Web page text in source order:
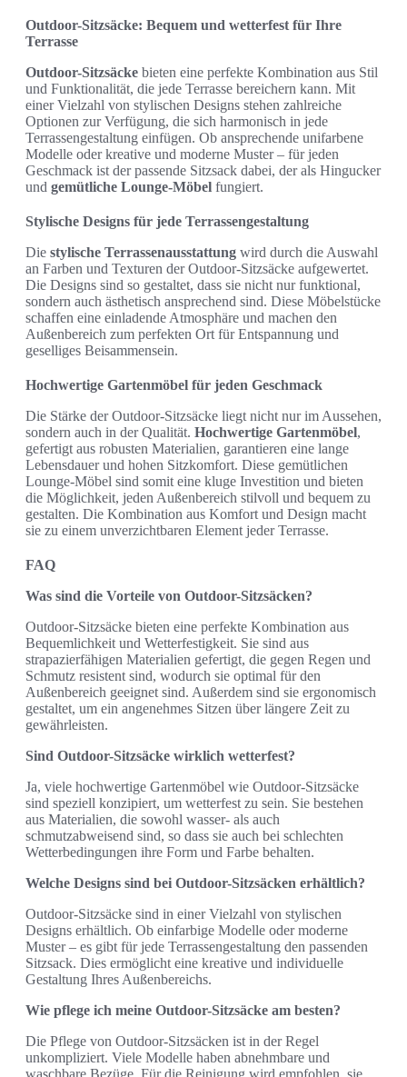
Outdoor-Sitzsäcke: Bequem und wetterfest für Ihre
Terrasse
Outdoor-Sitzsäcke bieten eine perfekte Kombination aus Stil
und Funktionalität, die jede Terrasse bereichern kann. Mit
einer Vielzahl von stylischen Designs stehen zahlreiche
Optionen zur Verfügung, die sich harmonisch in jede
Terrassengestaltung einfügen. Ob ansprechende unifarbene
Modelle oder kreative und moderne Muster – für jeden
Geschmack ist der passende Sitzsack dabei, der als Hingucker
und gemütliche Lounge-Möbel fungiert.
Stylische Designs für jede Terrassengestaltung
Die stylische Terrassenausstattung wird durch die Auswahl
an Farben und Texturen der Outdoor-Sitzsäcke aufgewertet.
Die Designs sind so gestaltet, dass sie nicht nur funktional,
sondern auch ästhetisch ansprechend sind. Diese Möbelstücke
schaffen eine einladende Atmosphäre und machen den
Außenbereich zum perfekten Ort für Entspannung und
geselliges Beisammensein.
Hochwertige Gartenmöbel für jeden Geschmack
Die Stärke der Outdoor-Sitzsäcke liegt nicht nur im Aussehen,
sondern auch in der Qualität. Hochwertige Gartenmöbel,
gefertigt aus robusten Materialien, garantieren eine lange
Lebensdauer und hohen Sitzkomfort. Diese gemütlichen
Lounge-Möbel sind somit eine kluge Investition und bieten
die Möglichkeit, jeden Außenbereich stilvoll und bequem zu
gestalten. Die Kombination aus Komfort und Design macht
sie zu einem unverzichtbaren Element jeder Terrasse.
FAQ
Was sind die Vorteile von Outdoor-Sitzsäcken?
Outdoor-Sitzsäcke bieten eine perfekte Kombination aus
Bequemlichkeit und Wetterfestigkeit. Sie sind aus
strapazierfähigen Materialien gefertigt, die gegen Regen und
Schmutz resistent sind, wodurch sie optimal für den
Außenbereich geeignet sind. Außerdem sind sie ergonomisch
gestaltet, um ein angenehmes Sitzen über längere Zeit zu
gewährleisten.
Sind Outdoor-Sitzsäcke wirklich wetterfest?
Ja, viele hochwertige Gartenmöbel wie Outdoor-Sitzsäcke
sind speziell konzipiert, um wetterfest zu sein. Sie bestehen
aus Materialien, die sowohl wasser- als auch
schmutzabweisend sind, so dass sie auch bei schlechten
Wetterbedingungen ihre Form und Farbe behalten.
Welche Designs sind bei Outdoor-Sitzsäcken erhältlich?
Outdoor-Sitzsäcke sind in einer Vielzahl von stylischen
Designs erhältlich. Ob einfarbige Modelle oder moderne
Muster – es gibt für jede Terrassengestaltung den passenden
Sitzsack. Dies ermöglicht eine kreative und individuelle
Gestaltung Ihres Außenbereichs.
Wie pflege ich meine Outdoor-Sitzsäcke am besten?
Die Pflege von Outdoor-Sitzsäcken ist in der Regel
unkompliziert. Viele Modelle haben abnehmbare und
waschbare Bezüge. Für die Reinigung wird empfohlen, sie